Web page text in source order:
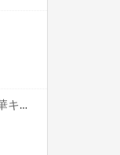
「王様ランキング」特番「勇気の記念碑」放送！村瀬歩、梶裕貴など豪華キャスト出演！